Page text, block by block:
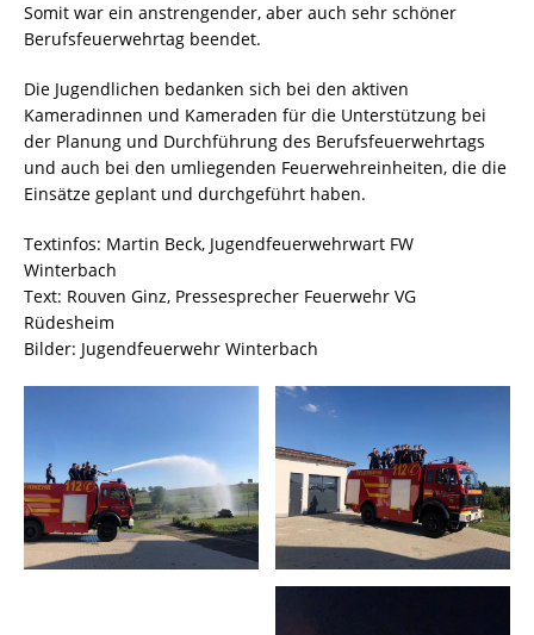
Somit war ein anstrengender, aber auch sehr schöner
Berufsfeuerwehrtag beendet.
Die Jugendlichen bedanken sich bei den aktiven
Kameradinnen und Kameraden für die Unterstützung bei
der Planung und Durchführung des Berufsfeuerwehrtags
und auch bei den umliegenden Feuerwehreinheiten, die die
Einsätze geplant und durchgeführt haben.
Textinfos: Martin Beck, Jugendfeuerwehrwart FW
Winterbach
Text: Rouven Ginz, Pressesprecher Feuerwehr VG
Rüdesheim
Bilder: Jugendfeuerwehr Winterbach